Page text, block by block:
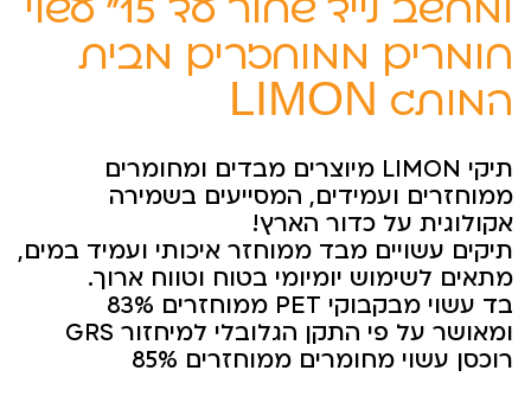
חומרים ממוחזרים מבית
המותג LIMON
תיקי LIMON מיוצרים מבדים ומחומרים
ממוחזרים ועמידים, המסייעים בשמירה
אקולוגית על כדור הארץ!
תיקים עשויים מבד ממוחזר איכותי ועמיד במים,
מתאים לשימוש יומיומי בטוח וטווח ארוך.
בד עשוי מבקבוקי PET ממוחזרים 83%
ומאושר על פי התקן הגלובלי למיחזור GRS
רוכסן עשוי מחומרים ממוחזרים 85%